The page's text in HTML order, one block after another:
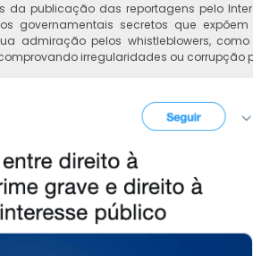
da publicação das reportagens pelo
governamentais secretos que
admiração pelos whistleblowers,
irregularidades ou corrupção